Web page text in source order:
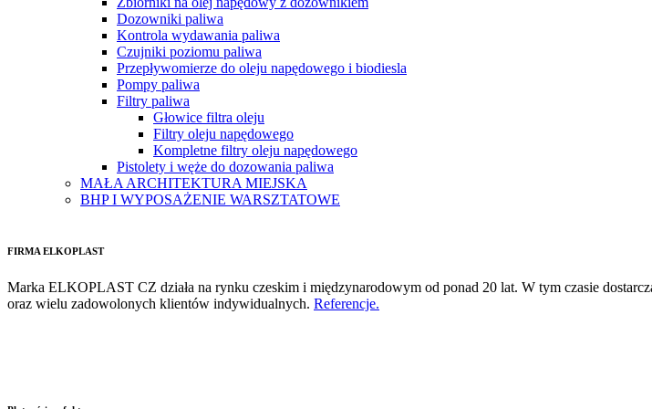
Dozowniki paliwa
Kontrola wydawania paliwa
Czujniki poziomu paliwa
Przepływomierze do oleju napędowego i biodiesla
Pompy paliwa
Filtry paliwa
Głowice filtra oleju
Filtry oleju napędowego
Kompletne filtry oleju napędowego
Pistolety i węże do dozowania paliwa
MAŁA ARCHITEKTURA MIEJSKA
BHP I WYPOSAŻENIE WARSZTATOWE
FIRMA ELKOPLAST
Marka ELKOPLAST CZ działa na rynku czeskim i międzynarodowym od ponad 20 lat. W tym czasie
oraz wielu zadowolonych klientów indywidualnych. Referencje.